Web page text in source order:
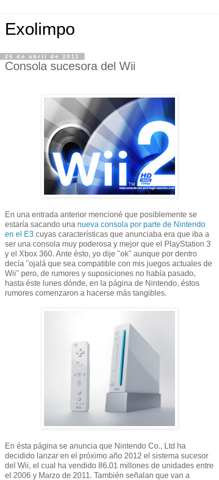
Exolimpo
26 de abril de 2011
Consola sucesora del Wii
En una entrada anterior mencioné que posiblemente se
estaría sacando una nueva consola por parte de Nintendo
en el E3 cuyas características que anunciaba era que iba a
ser una consola muy poderosa y mejor que el PlayStation 3
y el Xbox 360. Ante ésto, yo dije "ok" aunque por dentro
decía "ojalá que sea compatible con mis juegos actuales de
Wii" pero, de rumores y suposiciones no había pasado,
hasta éste lunes dónde, en la página de Nintendo, éstos
rumores comenzaron a hacerse más tangibles.
En ésta página se anuncia que Nintendo Co., Ltd ha
decidido lanzar en el próximo año 2012 el sistema sucesor
del Wii, el cual ha vendido 86.01 millones de unidades entre
el 2006 y Marzo de 2011. También señalan que van a